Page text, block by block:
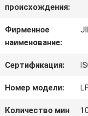
ШОУ
О
НАС
происхождения:
Фирменное
наименование:
Сертификация:
Номер модели:
Количество мин